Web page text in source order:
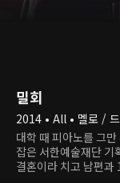
밀회
2014 • All • 멜로 /
대학 때 피아노를 그
잡은 서한예술재단 기
결혼이라 치고 남편과